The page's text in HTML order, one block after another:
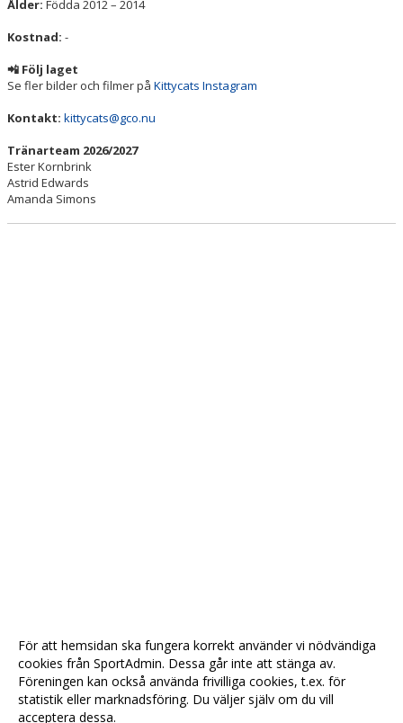
Ålder: Födda 2012 – 2014
Kostnad: -
📲 Följ laget
Se fler bilder och filmer på Kittycats Instagram
Kontakt: kittycats@gco.nu
Tränarteam 2026/2027
Ester Kornbrink
Astrid Edwards
Amanda Simons
För att hemsidan ska fungera korrekt använder vi nödvändiga
cookies från SportAdmin. Dessa går inte att stänga av.
Föreningen kan också använda frivilliga cookies, t.ex. för
statistik eller marknadsföring. Du väljer själv om du vill
acceptera dessa.